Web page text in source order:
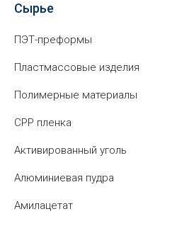
Сырье
ПЭТ-преформы
Пластмассовые изделия
Полимерные материалы
CPP пленка
Активированный уголь
Алюминиевая пудра
Амилацетат